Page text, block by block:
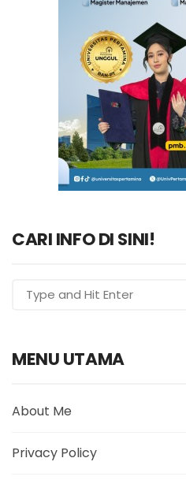
CARI INFO DI SINI!
MENU UTAMA
About Me
Privacy Policy